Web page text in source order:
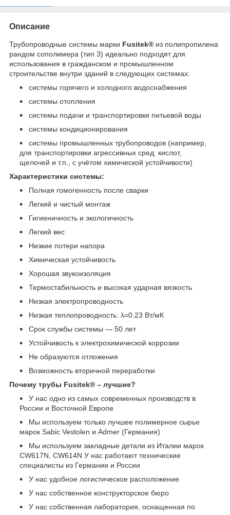
Описание
Трубопроводные системы марки Fusitek® из полипропилена
рандом сополимера (тип 3) идеально подходят для
использования в гражданском и промышленном
строительстве внутри зданий в следующих системах:
системы горячего и холодного водоснабжения
системы отопления
системы подачи и транспортировки питьевой воды
системы кондиционирования
системы промышленных трубопроводов (например,
для транспортировки агрессивных сред: кислот,
щелочей и т.п., с учётом химической устойчивости)
Характеристики системы:
Полная гомогенность после сварки
Легкий и чистый монтаж
Гигиеничность и экологичность
Легкий вес
Низкие потери напора
Химическая устойчивость
Хорошая звукоизоляция
Термостабильность и высокая ударная вязкость
Низкая электропроводность
Низкая теплопроводность: λ=0.23 Вт/мК
Срок службы системы ― 50 лет
Устойчивость к электрохимической коррозии
Не образуются отложения
Возможность вторичной переработки
Почему трубы Fusitek® – лучшие?
У нас одно из самых современных производств в
России и Восточной Европе
Мы используем только лучшее полимерное сырье
марок Sabic Vestolen и Admer (Германия)
Мы используем закладные детали из Италии марок
CW617N, CW614N У нас работают технические
специалисты из Германии и России
У нас удобное логистическое расположение
У нас собственное конструкторское бюро
У нас собственная лаборатория, оснащенная по